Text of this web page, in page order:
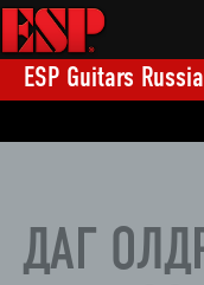
ESP Guitars Russia
ДАГ